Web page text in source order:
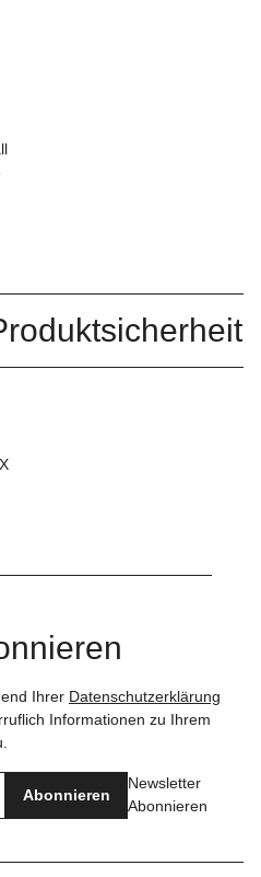
Ihrer Datenschutzerklärung
Informationen zu Ihrem
Abonnieren
Newsletter
Abonnieren